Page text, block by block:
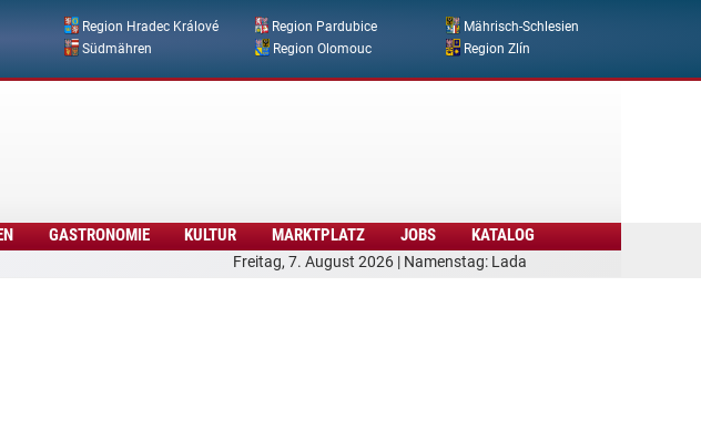
Region Hradec Králové Region Pardubice
Mährisch-Schlesien
Südmähren Region Olomouc Region Zlín
Freitag, 7. August 2026 | Namenstag: Lada
GASTRONOMIE KULTUR MARKTPLATZ JOBS KATALOG